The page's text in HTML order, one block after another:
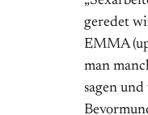
geredet
EMMA
man
sagen und